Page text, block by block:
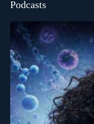
Podcasts